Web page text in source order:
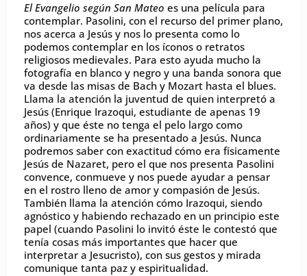
El Evangelio según San Mateo es una película para
contemplar. Pasolini, con el recurso del primer plano,
nos acerca a Jesús y nos lo presenta como lo
podemos contemplar en los íconos o retratos
religiosos medievales. Para esto ayuda mucho la
fotografía en blanco y negro y una banda sonora que
va desde las misas de Bach y Mozart hasta el blues.
Llama la atención la juventud de quien interpretó a
Jesús (Enrique Irazoqui, estudiante de apenas 19
años) y que éste no tenga el pelo largo como
ordinariamente se ha presentado a Jesús. Nunca
podremos saber con exactitud cómo era físicamente
Jesús de Nazaret, pero el que nos presenta Pasolini
convence, conmueve y nos puede ayudar a pensar
en el rostro lleno de amor y compasión de Jesús.
También llama la atención cómo Irazoqui, siendo
agnóstico y habiendo rechazado en un principio este
papel (cuando Pasolini lo invitó éste le contestó que
tenía cosas más importantes que hacer que
interpretar a Jesucristo), con sus gestos y mirada
comunique tanta paz y espiritualidad.